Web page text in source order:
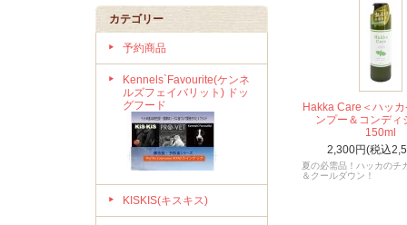
カテゴリー
予約商品
Kennels`Favourite(ケンネ
ルズフェイバリット) ドッ
グフード
KISKIS(キスキス)
Hakka Care＜ハッ
ンプー＆コンディ
150ml
2,300円(税込
夏の必需品！ハッカのチ
＆クールダウン！